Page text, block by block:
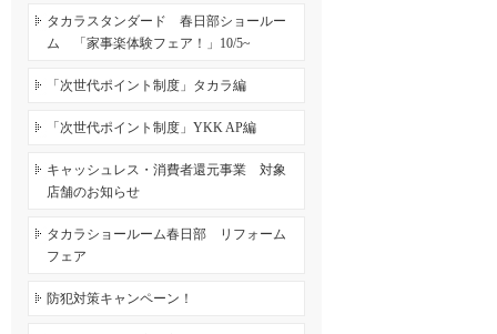
タカラスタンダード 春日部ショールー
ム 「家事楽体験フェア！」10/5~
「次世代ポイント制度」タカラ編
「次世代ポイント制度」YKK AP編
キャッシュレス・消費者還元事業 対象
店舗のお知らせ
タカラショールーム春日部 リフォーム
フェア
防犯対策キャンペーン！